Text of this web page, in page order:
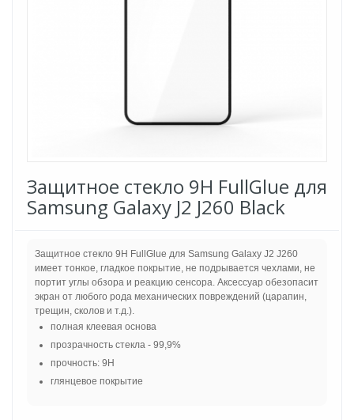
Защитное стекло 9H FullGlue для
Samsung Galaxy J2 J260 Black
Защитное стекло 9H FullGlue для Samsung Galaxy J2 J260
имеет тонкое, гладкое покрытие, не подрывается чехлами, не
портит углы обзора и реакцию сенсора. Аксессуар обезопасит
экран от любого рода механических повреждений (царапин,
трещин, сколов и т.д.).
полная клеевая основа
прозрачность стекла - 99,9%
прочность: 9H
глянцевое покрытие